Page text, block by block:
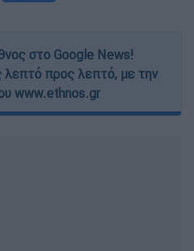
στο Google News!
λεπτό προς λεπτό, με την
www.ethnos.gr